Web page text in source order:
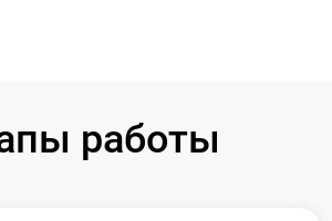
работы